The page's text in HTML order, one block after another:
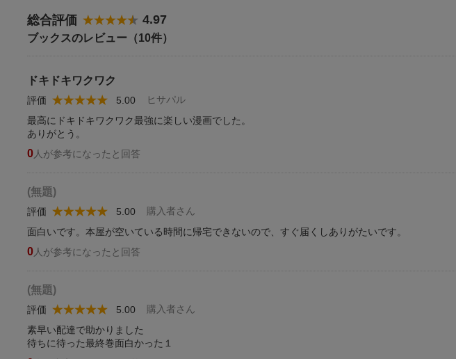
総合評価 4.97
ブックスのレビュー（10件）
ドキドキワクワク
ヒサパル
評価 5.00
最高にドキドキワクワク最強に楽しい漫画でした。
ありがとう。
0 人が参考になったと回答
(無題)
購入者さん
評価 5.00
面白いです。本屋が空いている時間に帰宅できないので、すぐ届くしありがたいです。
0 人が参考になったと回答
(無題)
購入者さん
評価 5.00
素早い配達で助かりました
待ちに待った最終巻面白かった１